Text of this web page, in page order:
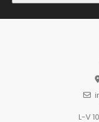
L-V